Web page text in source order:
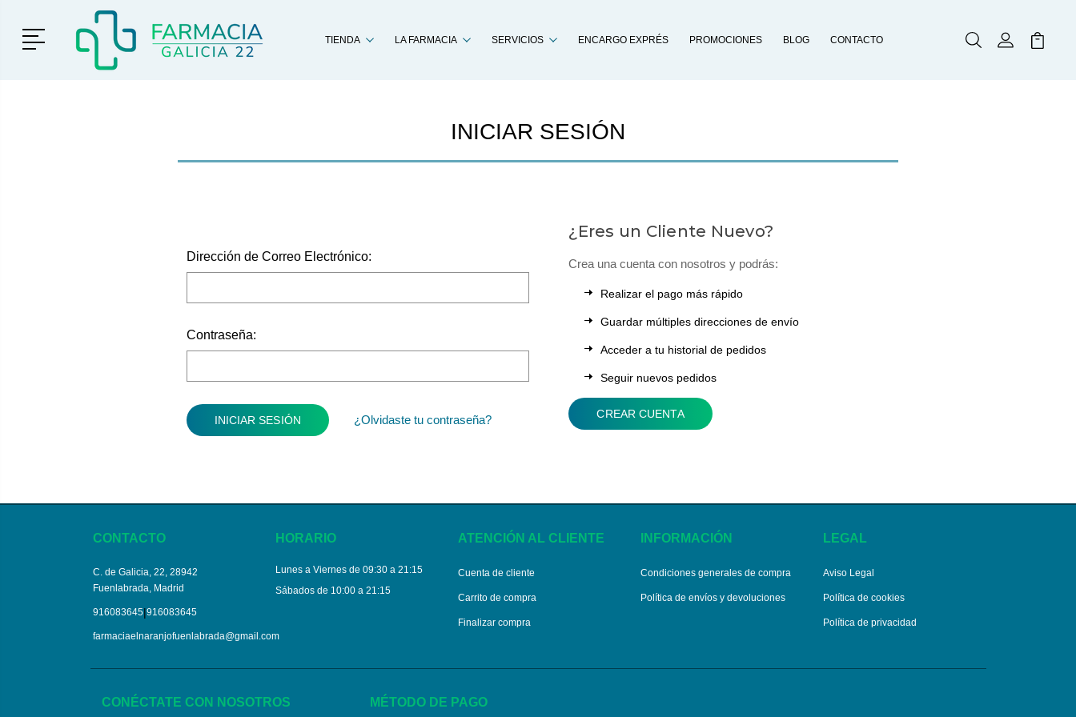
Menú TIENDA LA FARMACIA SERVICIOS ENCARGO EXPRÉS PROMOCIONES BLOG CONTACTO BuscarMi Cuenta
Mi
INICIAR SESIÓN
Dirección de Correo Electrónico:
Contraseña:
¿Olvidaste tu contraseña?
¿Eres un Cliente Nuevo?
Crea una cuenta con nosotros y podrás:
Realizar el pago más rápido
Guardar múltiples direcciones de envío
Acceder a tu historial de pedidos
Seguir nuevos pedidos
CREAR CUENTA
CONTACTO
C. de Galicia, 22, 28942
Fuenlabrada, Madrid
916083645|916083645
farmaciaelnaranjofuenlabrada@gmail.com
HORARIO
Lunes a Viernes de 09:30 a 21:15
Sábados de 10:00 a 21:15
ATENCIÓN AL CLIENTE
Cuenta de cliente
Carrito de compra
Finalizar compra
INFORMACIÓN
Condiciones generales de compra
Política de envíos y devoluciones
LEGAL
Aviso Legal
Política de cookies
Política de privacidad
CONÉCTATE CON NOSOTROS MÉTODO DE PAGO